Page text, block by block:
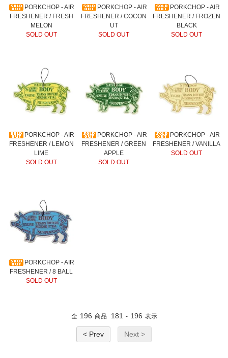
PORKCHOP - AIR
FRESHENER / FRESH
MELON
SOLD OUT
PORKCHOP - AIR
FRESHENER / COCON
UT
SOLD OUT
PORKCHOP - AIR
FRESHENER / FROZEN
BLACK
SOLD OUT
PORKCHOP - AIR
FRESHENER / LEMON
LIME
SOLD OUT
PORKCHOP - AIR
FRESHENER / GREEN
APPLE
SOLD OUT
PORKCHOP - AIR
FRESHENER / VANILLA
SOLD OUT
PORKCHOP - AIR
FRESHENER / 8 BALL
SOLD OUT
全 196 商品 181 - 196 表示
< Prev Next >